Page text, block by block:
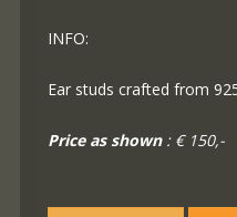
INFO:
Ear studs crafted from
Price as shown: € 150,-